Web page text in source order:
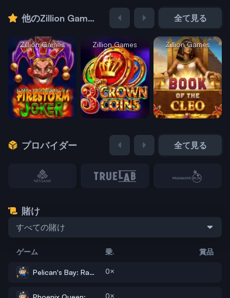
他のZillion Gamesのゲーム 全て見る
Zillion Games Zillion Games Zillion Games
プロバイダー 全て見る
賭け
すべての賭け
ゲーム 乗. 賞品
Pelican's Bay: Rapid Link 0×
0×